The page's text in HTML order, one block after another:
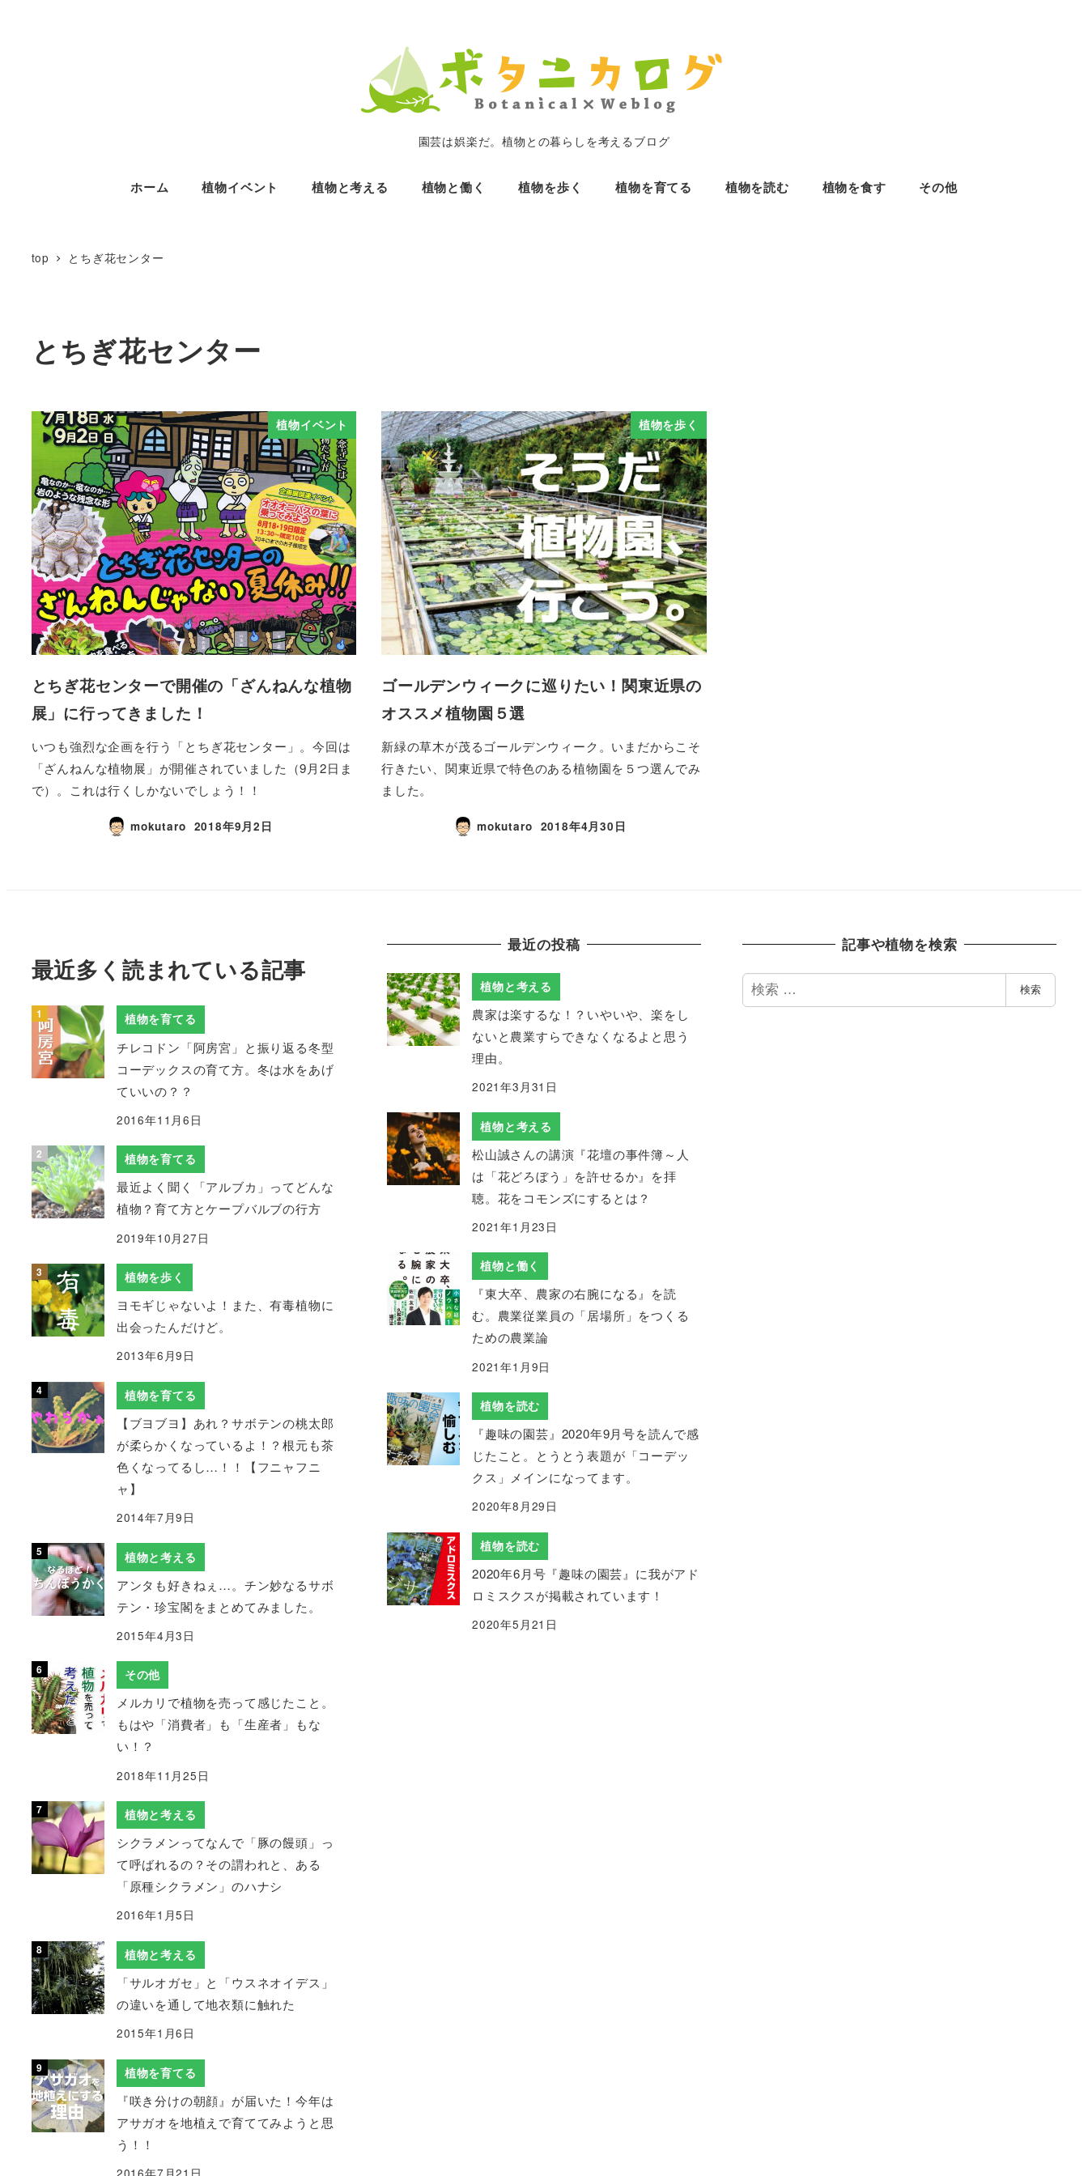
園芸は娯楽だ。植物との暮らしを考えるブログ
ホーム 植物イベント 植物と考える 植物と働く 植物を歩く 植物を育てる 植物を読む 植物を食す その他
top とちぎ花センター
とちぎ花センター
植物イベント
とちぎ花センターで開催の「ざんねんな植物
展」に行ってきました！
いつも強烈な企画を行う「とちぎ花センター」。今回は
「ざんねんな植物展」が開催されていました（9月2日ま
で）。これは行くしかないでしょう！！
mokutaro 2018年9月2日
植物を歩く
ゴールデンウィークに巡りたい！関東近県の
オススメ植物園５選
新緑の草木が茂るゴールデンウィーク。いまだからこそ
行きたい、関東近県で特色のある植物園を５つ選んでみ
ました。
mokutaro 2018年4月30日
最近多く読まれている記事
植物を育てる
チレコドン「阿房宮」と振り返る冬型
コーデックスの育て方。冬は水をあげ
ていいの？？
2016年11月6日
植物を育てる
最近よく聞く「アルブカ」ってどんな
植物？育て方とケープバルブの行方
2019年10月27日
植物を歩く
ヨモギじゃないよ！また、有毒植物に
出会ったんだけど。
2013年6月9日
植物を育てる
【ブヨブヨ】あれ？サボテンの桃太郎
が柔らかくなっているよ！？根元も茶
色くなってるし…！！【フニャフニ
ャ】
2014年7月9日
植物と考える
アンタも好きねぇ…。チン妙なるサボ
テン・珍宝閣をまとめてみました。
2015年4月3日
その他
メルカリで植物を売って感じたこと。
もはや「消費者」も「生産者」もな
い！？
2018年11月25日
植物と考える
シクラメンってなんで「豚の饅頭」っ
て呼ばれるの？その謂われと、ある
「原種シクラメン」のハナシ
2016年1月5日
植物と考える
「サルオガセ」と「ウスネオイデス」
の違いを通して地衣類に触れた
2015年1月6日
植物を育てる
『咲き分けの朝顔』が届いた！今年は
アサガオを地植えで育ててみようと思
う！！
2016年7月21日
最近の投稿
植物と考える
農家は楽するな！？いやいや、楽をし
ないと農業すらできなくなるよと思う
理由。
2021年3月31日
植物と考える
松山誠さんの講演『花壇の事件簿～人
は「花どろぼう」を許せるか』を拝
聴。花をコモンズにするとは？
2021年1月23日
植物と働く
『東大卒、農家の右腕になる』を読
む。農業従業員の「居場所」をつくる
ための農業論
2021年1月9日
植物を読む
『趣味の園芸』2020年9月号を読んで感
じたこと。とうとう表題が「コーデッ
クス」メインになってます。
2020年8月29日
植物を読む
2020年6月号『趣味の園芸』に我がアド
ロミスクスが掲載されています！
2020年5月21日
記事や植物を検索
検
索
検索